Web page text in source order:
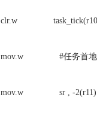
clr.w
mov.w #任务首地址
mov.w sr , -